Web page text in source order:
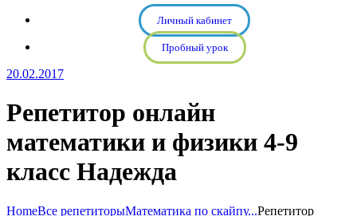
Личный кабинет
Пробный урок
20.02.2017
Репетитор онлайн
математики и физики 4-9
класс Надежда
HomeВсе репетиторыМатематика по скайпу...Репетитор